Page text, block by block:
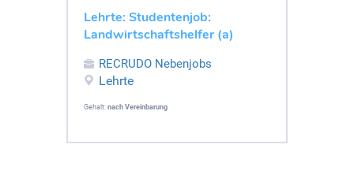
Lehrte: Studentenjob:
Landwirtschaftshelfer (a)
RECRUDO Nebenjobs
Lehrte
Gehalt: nach Vereinbarung